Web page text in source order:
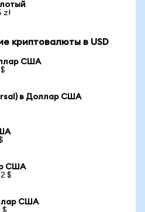
zł
криптовалюты в USD
США
в Доллар США
США
$
США
$